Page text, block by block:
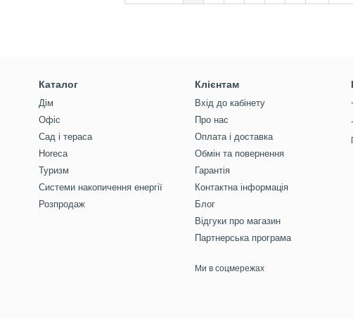
Каталог
Дім
Офіс
Сад і тераса
Horeca
Туризм
Системи накопичення енергії
Розпродаж
Клієнтам
Вхід до кабінету
Про нас
Оплата і доставка
Обмін та повернення
Гарантія
Контактна інформація
Блог
Відгуки про магазин
Партнерська програма
Ми в соцмережах